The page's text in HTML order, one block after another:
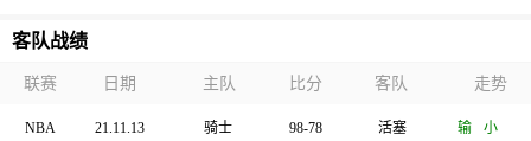
客队战绩
联赛 日期 主队 比分 客队 走势
NBA 21.11.13 骑士 98-78 活塞 输 小